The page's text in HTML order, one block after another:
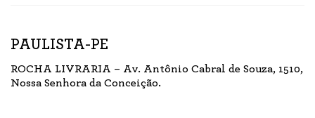
PAULISTA-PE
ROCHA LIVRARIA – Av. Antônio Cabral de Souza, 1510,
Nossa Senhora da Conceição.